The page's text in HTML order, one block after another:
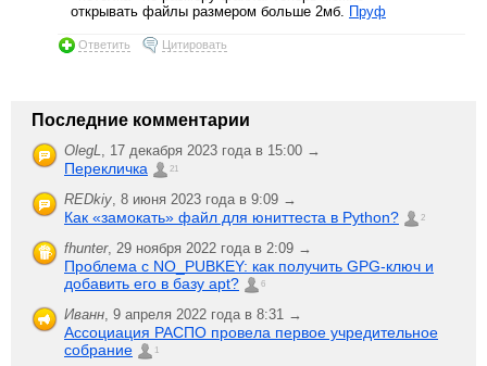
открывать файлы размером больше 2мб. Пруф
Ответить Цитировать
Последние комментарии
OlegL 17 декабря 2023 года в 15:00 →
Перекличка 21
REDkiy 8 июня 2023 года в 9:09 →
Как «замокать» файл для юниттеста в Python? 2
fhunter, 29 ноября 2022 года в 2:09 →
Проблема с NO_PUBKEY: как получить GPG-ключ и
добавить его в базу apt?
6
Иванн 9 апреля 2022 года в 8:31 →
Ассоциация РАСПО провела первое учредительное
собрание
1